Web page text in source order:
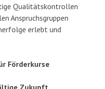
Qualitätskontrollen
Anspruchsgruppen
erlebt und
Förderkurse
Zukunft